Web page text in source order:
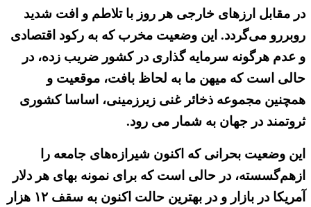
در مقابل ارزهای خارجی هر روز با تلاطم و افت شدید
روبررو می‌گردد. این وضعیت مخرب که به رکود اقتصادی
و عدم هرگونه سرمایه گذاری در کشور ضریب زده، در
حالی است که میهن ما به لحاظ بافت، موقعیت و
همچنین مجموعه ذخائر غنی زیرزمینی، اساسا کشوری
ثروتمند در جهان به شمار می رود.
این وضعیت بحرانی که اکنون شیرازه‌های جامعه را
ازهم‌گسسته، در حالی است که برای نمونه بهای هر دلار
آمریکا در بازار و در بهترین حالت اکنون به سقف ۱۲ هزار